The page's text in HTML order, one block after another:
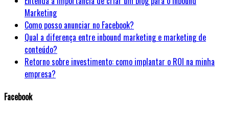
Marketing
Como posso anunciar no Facebook?
Qual a diferença entre inbound marketing e marketing de
conteúdo?
Retorno sobre investimento: como implantar o ROI na minha
empresa?
Facebook